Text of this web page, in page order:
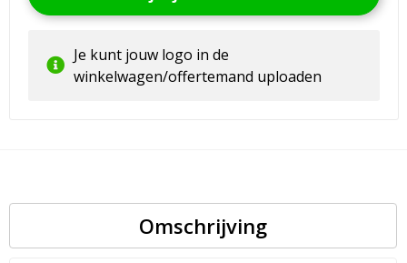
Je kunt jouw logo in de
winkelwagen/offertemand uploaden
Omschrijving